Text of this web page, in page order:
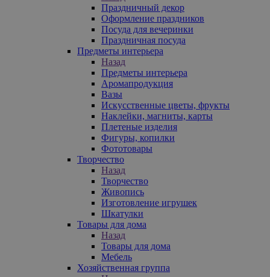
Праздничный декор
Оформление праздников
Посуда для вечеринки
Праздничная посуда
Предметы интерьера
Назад
Предметы интерьера
Аромапродукция
Вазы
Искусственные цветы, фрукты
Наклейки, магниты, карты
Плетеные изделия
Фигуры, копилки
Фототовары
Творчество
Назад
Творчество
Живопись
Изготовление игрушек
Шкатулки
Товары для дома
Назад
Товары для дома
Мебель
Хозяйственная группа